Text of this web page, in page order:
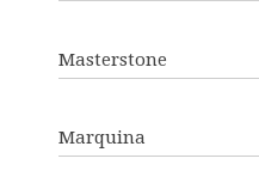
Masterstone
Marquina